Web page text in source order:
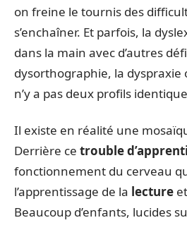
on freine le tournis des
s’enchaîner. Et parfois, la
dans la main avec d’autres
dysorthographie, la dyspraxie
n’y a pas deux profils
Il existe en réalité une
Derrière ce trouble
fonctionnement du cerveau
l’apprentissage de la lecture
Beaucoup d’enfants, lucides